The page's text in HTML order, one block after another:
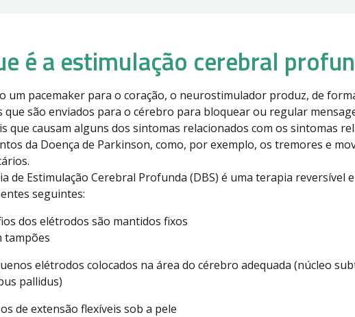
é a estimulação cerebral
um pacemaker para o coração, o neurostimulador produz, de
que são enviados para o cérebro para bloquear ou regular
que causam alguns dos sintomas relacionados com os sintomas
da Doença de Parkinson, como, por exemplo, os tremores e
de Estimulação Cerebral Profunda (DBS) é uma terapia reversível
seguintes:
dos elétrodos são mantidos fixos
tampões
elétrodos colocados na área do cérebro adequada (núcleo
pallidus)
de extensão flexíveis sob a pele